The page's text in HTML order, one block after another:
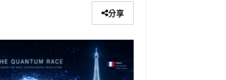
分享